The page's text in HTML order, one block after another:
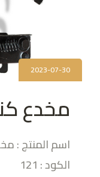
2023-07-30
مخدع
اسم المنتج :
الكود : 121